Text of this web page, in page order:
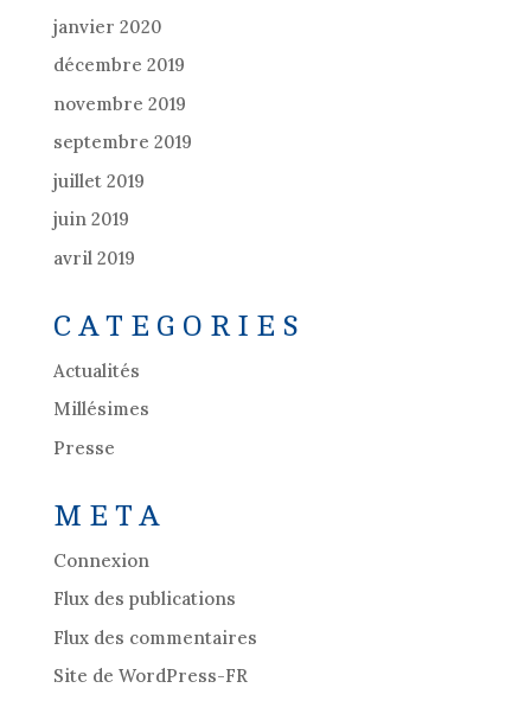
janvier 2020
décembre 2019
novembre 2019
septembre 2019
juillet 2019
juin 2019
avril 2019
CATEGORIES
Actualités
Millésimes
Presse
META
Connexion
Flux des publications
Flux des commentaires
Site de WordPress-FR